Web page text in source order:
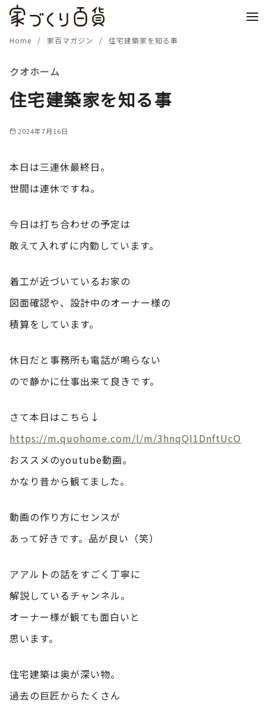
Home 家百マガジン 住宅建築家を知る事
クオホーム
住宅建築家を知る事
2024年7月16日
本日は三連休最終日。
世間は連休ですね。
今日は打ち合わせの予定は
敢えて入れずに内勤しています。
着工が近づいているお家の
図面確認や、設計中のオーナー様の
積算をしています。
休日だと事務所も電話が鳴らない
ので静かに仕事出来て良きです。
さて本日はこちら↓
https://m.quohome.com/l/m/3hnqQI1DnftUcO
おススメのyoutube動画。
かなり昔から観てました。
動画の作り方にセンスが
あって好きです。品が良い（笑）
アアルトの話をすごく丁寧に
解説しているチャンネル。
オーナー様が観ても面白いと
思います。
住宅建築は奥が深い物。
過去の巨匠からたくさん